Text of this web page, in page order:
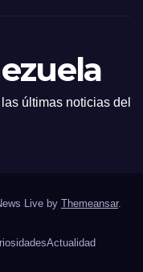
últimas noticias del
Live by Themeansar.
Actualidad